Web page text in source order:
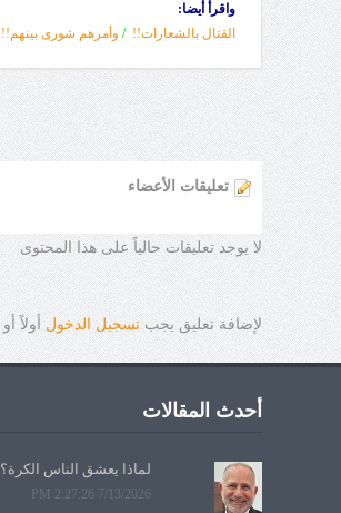
واقرأ أيضا:
القتال بالشعارات!! / وأمرهم شورى بينهم!!
تعليقات الأعضاء
لا يوجد تعليقات حالياً على هذا المحتوى
لإضافة تعليق يجبتسجيل الدخول أولاً أو
أحدث المقالات
لماذا يعشق الناس الكرة؟
7/13/2026 2:27:26 PM